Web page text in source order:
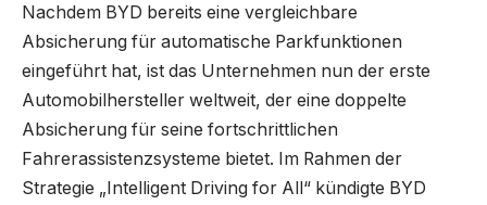
Nachdem BYD bereits eine vergleichbare
Absicherung für automatische Parkfunktionen
eingeführt hat, ist das Unternehmen nun der erste
Automobilhersteller weltweit, der eine doppelte
Absicherung für seine fortschrittlichen
Fahrerassistenzsysteme bietet. Im Rahmen der
Strategie „Intelligent Driving for All“ kündigte BYD